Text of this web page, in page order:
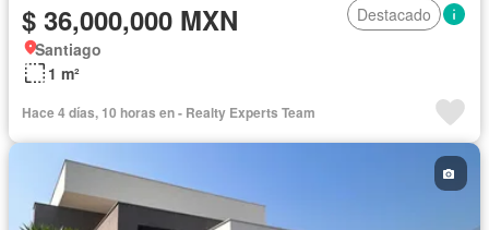
$ 36,000,000 MXN
Destacado
Santiago
1 m²
Hace 4 días, 10 horas en - Realty Experts Team